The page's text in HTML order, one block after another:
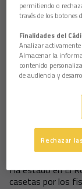
campo viejo de
Las formaciones
Equipo 1.
Benjamín,
López, Bezares,
El portero
El “Cacique”
Ha estado en El
casetas por los
permitiendo o
través de los botones
Finalidades del
Analizar activamente
Almacenar la
contenido
de audiencia y
Rechazar